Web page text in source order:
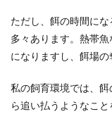
ただし、餌の時間に
多々あります。熱帯
になりますし、餌場の
私の飼育環境では、
ら追い払うようなこ